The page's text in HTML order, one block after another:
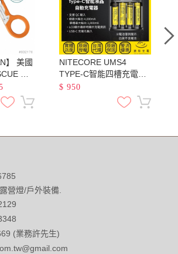
】 美國
多
柄【型
術醫療
刀 附
NITECORE UMS4
TYPE-C智能四槽充電器
QC3.0快充 18650 21700
鋰電池 AA AAA 鎳氫
$ 950
營燈/戶外裝備.
(業務許先生)